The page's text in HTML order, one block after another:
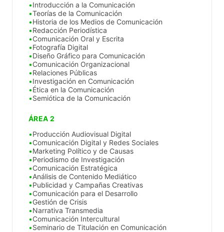
Introducción a la Comunicación
Teorías de la Comunicación
Historia de los Medios de Comunicación
Redacción Periodística
Comunicación Oral y Escrita
Fotografía Digital
Diseño Gráfico para Comunicación
Comunicación Organizacional
Relaciones Públicas
Investigación en Comunicación
Ética en la Comunicación
Semiótica de la Comunicación
ÁREA 2
Producción Audiovisual Digital
Comunicación Digital y Redes Sociales
Marketing Político y de Causas
Periodismo de Investigación
Comunicación Estratégica
Análisis de Contenido Mediático
Publicidad y Campañas Creativas
Comunicación para el Desarrollo
Gestión de Crisis
Narrativa Transmedia
Comunicación Intercultural
Seminario de Titulación en Comunicación